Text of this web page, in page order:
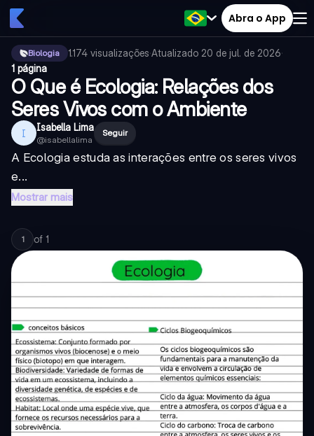
Abra o App
Biologia 1.174 visualizações·Atualizado 20 de jul. de 2026·
1 página
O Que é Ecologia: Relações dos
Seres Vivos com o Ambiente
I Isabella Lima
@isabellalima
Seguir
A Ecologia estuda as interações entre os seres vivos
e...
Mostrar mais
1 of 1